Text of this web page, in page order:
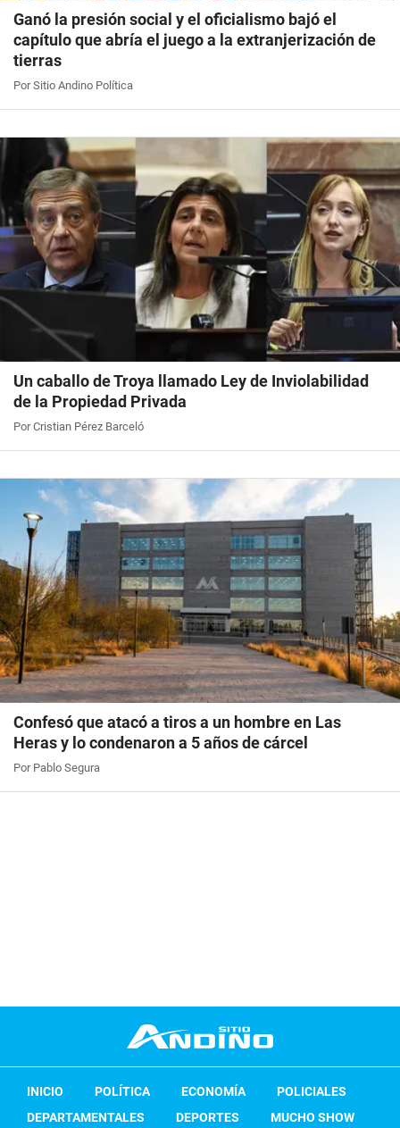
Ganó la presión social y el oficialismo bajó el
capítulo que abría el juego a la extranjerización de
tierras
Por Sitio Andino Política
Un caballo de Troya llamado Ley de Inviolabilidad
de la Propiedad Privada
Por Cristian Pérez Barceló
Confesó que atacó a tiros a un hombre en Las
Heras y lo condenaron a 5 años de cárcel
Por Pablo Segura
INICIO POLÍTICA ECONOMÍA
POLICIALES
DEPARTAMENTALES
DEPORTES MUCHO SHOW